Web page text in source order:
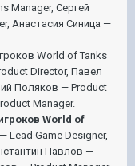
Manager, Сергей
Анастасия Синица —
World of Tanks
Director, Павел
Поляков — Product
Manager.
World of
Game Designer,
Павлов —